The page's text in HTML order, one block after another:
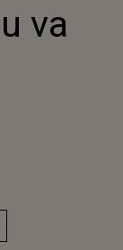
va